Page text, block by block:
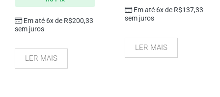
Em até 6x de R$200,33
sem juros
LER MAIS
Em até 6x de R$137,33
sem juros
LER MAIS